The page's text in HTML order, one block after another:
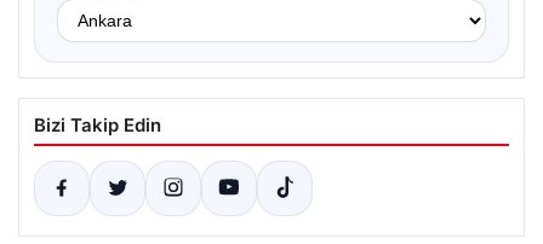
Bizi Takip Edin